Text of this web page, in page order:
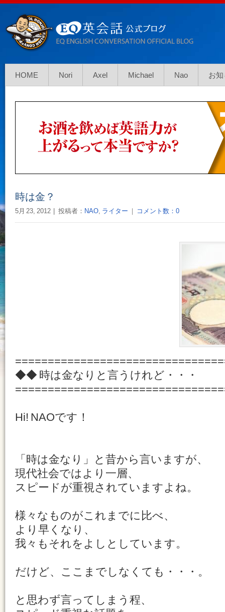
HOME Nori Axel Michael Nao お
時は金？
5月 23, 2012 投稿者： NAO, ライター ｜ コメント数：0
◆◆ 時は金なりと言うけれど・・・
Hi! NAOです！
「時は金なり」と昔から言いますが、
現代社会ではより一層、
スピードが重視されていますよね。
様々なものがこれまでに比べ、
より早くなり、
我々もそれをよしとしています。
だけど、ここまでしなくても・・・。
と思わず言ってしまう程、